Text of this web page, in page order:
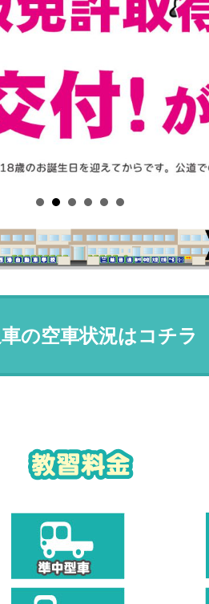
の空車状況はコチラ